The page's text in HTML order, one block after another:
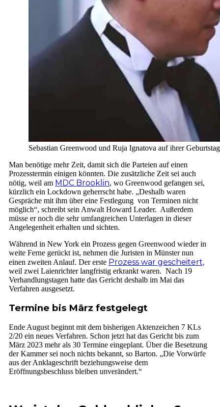
Sebastian Greenwood und Ruja Ignatova auf ihrer
Man benötige mehr Zeit, damit sich die Parteien auf einen
Prozesstermin einigen könnten. Die zusätzliche Zeit sei auch
nötig, weil am MDC Brooklin, wo Greenwood gefangen sei,
kürzlich ein Lockdown geherrscht habe. „Deshalb waren
Gespräche mit ihm über eine Festlegung von Terminen nicht
möglich“, schreibt sein Anwalt Howard Leader. Außerdem
müsse er noch die sehr umfangreichen Unterlagen in dieser
Angelegenheit erhalten und sichten.
Während in New York ein Prozess gegen Greenwood wieder in
weite Ferne gerückt ist, nehmen die Juristen in Münster nun
einen zweiten Anlauf. Der erste Prozess war gescheitert,
weil zwei Laienrichter langfristig erkrankt waren. Nach 19
Verhandlungstagen hatte das Gericht deshalb im Mai das
Verfahren ausgesetzt.
Termine bis März festgelegt
Ende August beginnt mit dem bisherigen Aktenzeichen 7 KLs
2/20 ein neues Verfahren. Schon jetzt hat das Gericht bis zum
März 2023 mehr als 30 Termine eingeplant. Über die Besetzung
der Kammer sei noch nichts bekannt, so Barton. „Die Vorwürfe
aus der Anklageschrift beziehungsweise dem
Eröffnungsbeschluss bleiben unverändert.“